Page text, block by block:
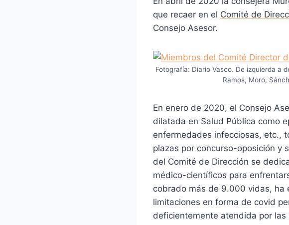
que recaer en el Comité de
Consejo Asesor.
Fotografía: Diario Vasco. De izquierda a
Ramos, Moro,
En enero de 2020, el Consejo
dilatada en Salud Pública como
enfermedades infecciosas, etc.,
plazas por concurso-oposición y
del Comité de Dirección se
médico-científicos para
cobrado más de 9.000 vidas, ha
limitaciones en forma de covid
deficientemente atendida por